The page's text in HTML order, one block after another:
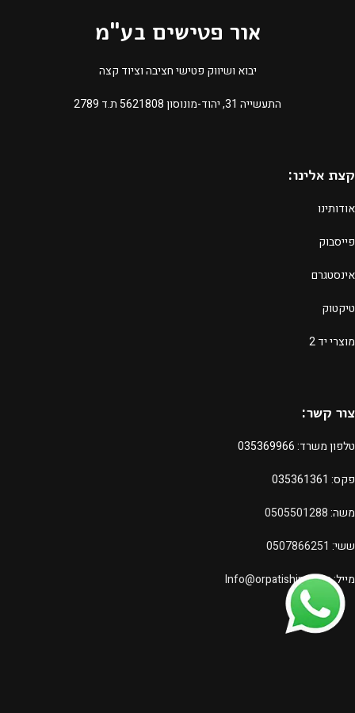
אור פטישים בע"מ
יבוא ושיווק פטישי חציבה וציוד קצה
התעשייה 31, יהוד-מונוסון 5621808 ת.ד 2789​
קצת אלינו:
אודותינו
פייסבוק
אינסטגרם
טיקטוק
מוצרי יד 2
צור קשר:
טלפון משרד:035369966
פקס: 035361361
משה:0505501288
ששי: 0507866251
מייל:Info@orpatishim.com